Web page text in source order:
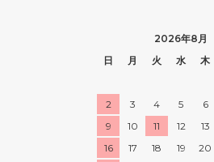
2026年8月
日
月 火 水 木
2
3 4 5 6
9
10 11 12 13
16
17 18 19 20